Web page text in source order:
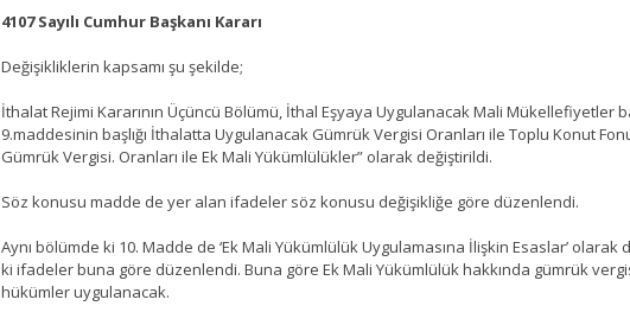
4107 Sayılı Cumhur Başkanı Kararı
Değişikliklerin kapsamı şu şekilde;
İthalat Rejimi Kararının Üçüncü Bölümü, İthal Eşyaya Uygulanacak Mali Mükellefiyetler
9.maddesinin başlığı İthalatta Uygulanacak Gümrük Vergisi Oranları ile Toplu Konut
Gümrük Vergisi. Oranları ile Ek Mali Yükümlülükler” olarak değiştirildi.
Söz konusu madde de yer alan ifadeler söz konusu değişikliğe göre düzenlendi.
Aynı bölümde ki 10. Madde de ‘Ek Mali Yükümlülük Uygulamasına İlişkin Esaslar’
ki ifadeler buna göre düzenlendi. Buna göre Ek Mali Yükümlülük hakkında gümrük
hükümler uygulanacak.